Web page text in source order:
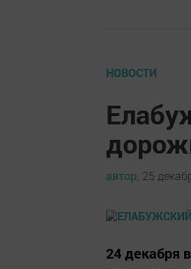
НОВОСТИ
автор, 25
24 декабря